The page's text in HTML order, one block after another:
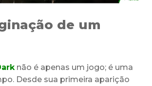
de um
não é apenas um jogo; é uma
Desde sua primeira aparição